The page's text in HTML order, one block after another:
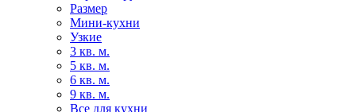
Размер
Мини-кухни
Узкие
3 кв. м.
5 кв. м.
6 кв. м.
9 кв. м.
Все для кухни